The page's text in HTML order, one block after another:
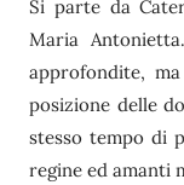
Si parte da
Maria
approfondite,
posizione delle
stesso tempo di
regine ed amanti